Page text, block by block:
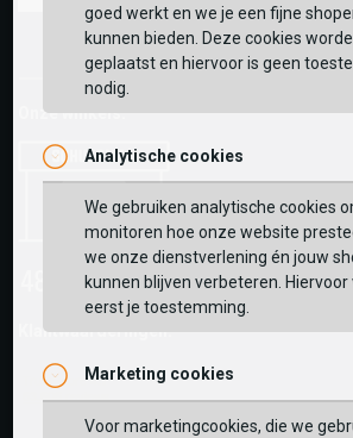
fashion-
cheque
vvv-
giftcard
Onze winkels:
Klantwaarderingen:
goed werkt en we je een fijne
kunnen bieden. Deze cookies
geplaatst en hiervoor is geen
nodig.
Analytische cookies
We gebruiken analytische cookies
monitoren hoe onze website
we onze dienstverlening én jouw
kunnen blijven verbeteren. Hiervoor
eerst je toestemming.
Marketing cookies
Voor marketingcookies, die we